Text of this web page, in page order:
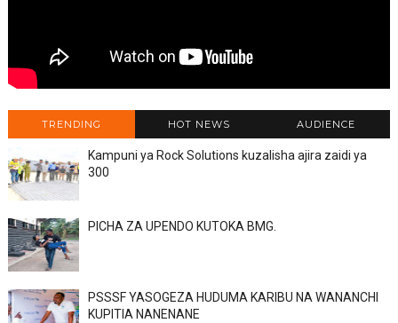
TRENDING HOT NEWS AUDIENCE
Kampuni ya Rock Solutions kuzalisha ajira zaidi ya
300
PICHA ZA UPENDO KUTOKA BMG.
PSSSF YASOGEZA HUDUMA KARIBU NA WANANCHI
KUPITIA NANENANE